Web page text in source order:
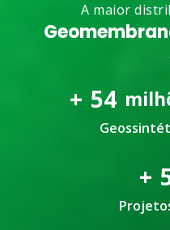
A maior
+ 54
+